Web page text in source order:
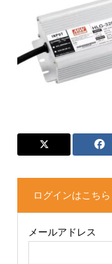
ログインはこちら
メールアドレス